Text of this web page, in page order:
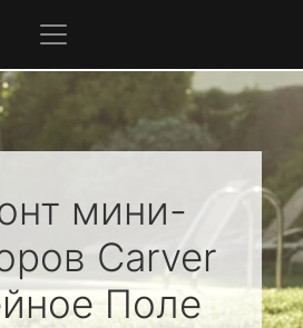
мини-
Carver
Поле